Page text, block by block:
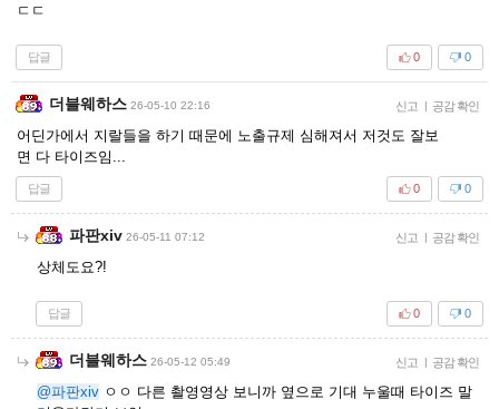
ㄷㄷ
답글 0
0
더블웨하스 26-05-10 22:16 신고 | 공감 확인
어딘가에서 지랄들을 하기 때문에 노출규제 심해져서 저것도 잘보
면 다 타이즈임...
답글 0
0
파판xiv 26-05-11 07:12 신고 | 공감 확인
상체도요?!
답글 0
0
더블웨하스 26-05-12 05:49 신고 | 공감 확인
@파판xiv ㅇㅇ 다른 촬영영상 보니까 옆으로 기대 누울때 타이즈 말